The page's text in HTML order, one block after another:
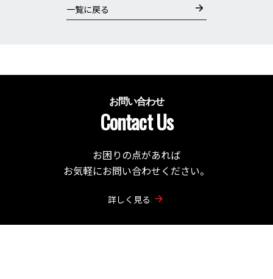
一覧に戻る
お問い合わせ
Contact Us
お困りの点があれば
お気軽にお問い合わせください。
詳しく見る